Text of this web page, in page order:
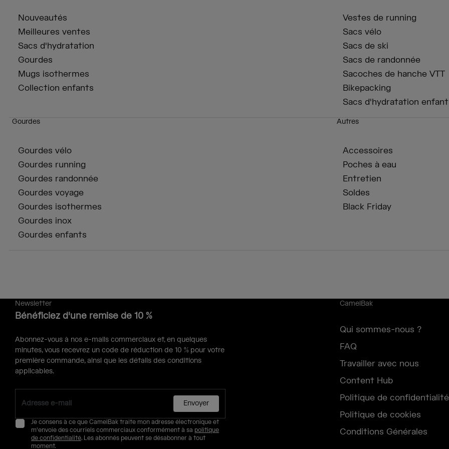
Nouveautés
Meilleures ventes
Sacs d'hydratation
Gourdes
Mugs isothermes
Collection enfants
Vestes de running
Sacs vélo
Sacs de ski
Sacs de randonnée
Sacoches de hanche VTT
Bikepacking
Sacs d'hydratation
Gourdes
Gourdes vélo
Gourdes running
Gourdes randonnée
Gourdes voyage
Gourdes isothermes
Gourdes inox
Gourdes enfants
Autres
Accessoires
Poches à eau
Entretien
Soldes
Black Friday
Newsletter
Bénéficiez d'une remise de 10 %
Abonnez-vous à nos e-mails commerciaux et, en quelques
minutes, vous recevrez un code de réduction de 10 % pour votre
première commande, ainsi que les détails des conditions
applicables.
Envoyer
Je consens à ce que CamelBak traite mon adresse électronique et
m'envoie des courriels commerciaux conformément à sa politique
de confidentialité. Les abonnés peuvent se désabonner à tout
moment.
CamelBak
Qui sommes-nous ?
FAQ
Travailler avec nous
Content Hub
Politique de confidentialité
Politique de cookies
Conditions Générales